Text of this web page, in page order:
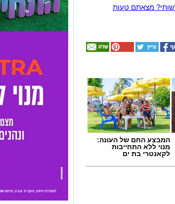
מצאתם טעות
המבצע החם של העונה:
מנוי ללא התחייבות
לקאנטרי בת ים